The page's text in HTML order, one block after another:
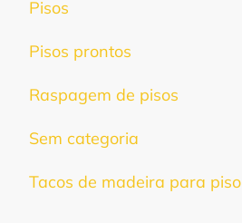
Pisos
Pisos prontos
Raspagem de pisos
Sem categoria
Tacos de madeira para piso